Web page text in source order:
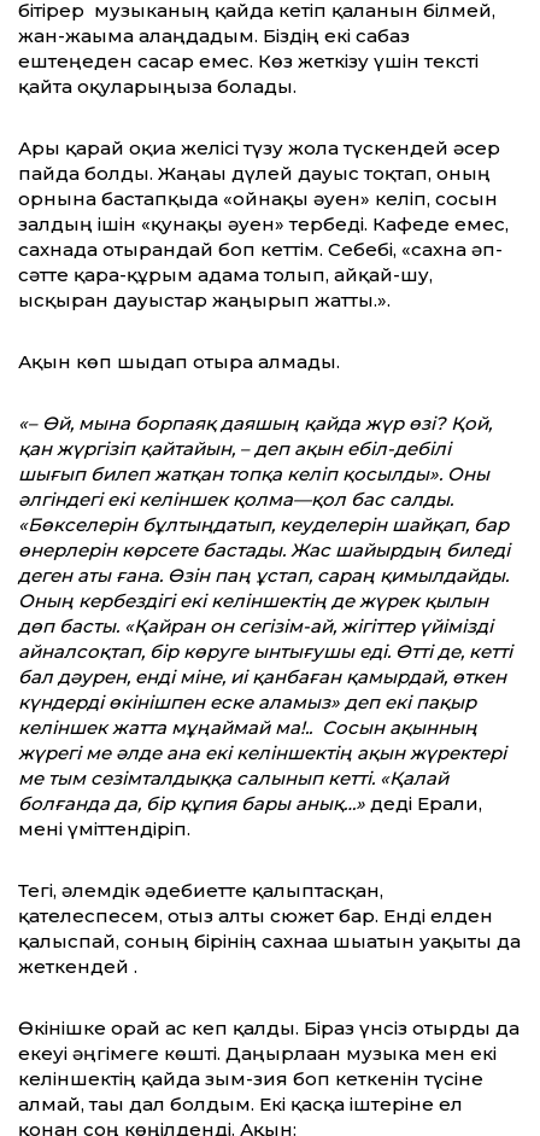
бітірер музыканың қайда кетіп қалғанын білмей,
жан-жағыма алаңдадым. Біздің екі сабаз
ештеңеден сасар емес. Көз жеткізу үшін тексті
қайта оқуларыңызға болады.
Ары қарай оқиға желісі түзу жолға түскендей әсер
пайда болды. Жаңағы дүлей дауыс тоқтап, оның
орнына бастапқыда «ойнақы әуен» келіп, сосын
залдың ішін «қунақы әуен» тербеді. Кафеде емес,
сахнада отырғандай боп кеттім. Себебі, «сахна әп-
сәтте қара-құрым адамға толып, айқай-шу,
ысқырған дауыстар жаңғырып жатты.».
Ақын көп шыдап отыра алмады.
«– Өй, мына борпаяқ даяшың қайда жүр өзі? Қой,
қан жүргізіп қайтайын, – деп ақын ебіл-дебілі
шығып билеп жатқан топқа келіп қосылды». Оны
әлгіндегі екі келіншек қолма—қол бас салды.
«Бөкселерін бұлтыңдатып, кеуделерін шайқап, бар
өнерлерін көрсете бастады. Жас шайырдың биледі
деген аты ғана. Өзін паң ұстап, сараң қимылдайды.
Оның кербездігі екі келіншектің де жүрек қылын
дөп басты. «Қайран он сегізім-ай, жігіттер үйімізді
айналсоқтап, бір көруге ынтығушы еді. Өтті де, кетті
бал дәурен, енді міне, иі қанбаған қамырдай, өткен
күндерді өкінішпен еске аламыз» деп екі пақыр
келіншек жатта мұңаймай ма!.. Сосын ақынның
жүрегі ме әлде ана екі келіншектің ақын жүректері
ме тым сезімталдыққа салынып кетті. «Қалай
болғанда да, бір құпия бары анық…» деді Ерғали,
мені үміттендіріп.
Тегі, әлемдік әдебиетте қалыптасқан,
қателеспесем, отыз алты сюжет бар. Енді елден
қалыспай, соның бірінің сахнаға шығатын уақыты да
жеткендей .
Өкінішке орай ас кеп қалды. Біраз үнсіз отырды да
екеуі әңгімеге көшті. Даңғырлаған музыка мен екі
келіншектің қайда зым-зия боп кеткенін түсіне
алмай, тағы дал болдым. Екі қасқа іштеріне ел
қонған соң көңілденді. Ақын: